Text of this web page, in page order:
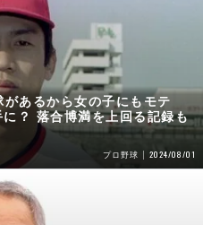
あるから女の子にもモテ
？ 落合博満を上回る記録も
プロ野球 2024/08/01